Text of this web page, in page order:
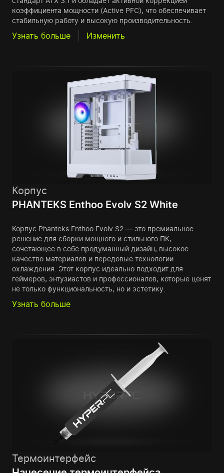
коэффициента мощности (Active PFC), что обеспечивает
стабильную работу и высокую производительность.
Узнать больше Изменить
Корпус
PHANTEKS Enthoo Evolv S2 White
Корпус Phanteks Enthoo Evolv S2 — это премиальное
решение для сборки мощного и стильного ПК,
сочетающее в себе продуманный дизайн, высокое
качество материалов и передовые технологии
охлаждения. Этот корпус идеально подходит для
геймеров, энтузиастов и профессионалов, которые ценят
не только функциональность, но и эстетику.
Узнать больше
Термоинтерфейс